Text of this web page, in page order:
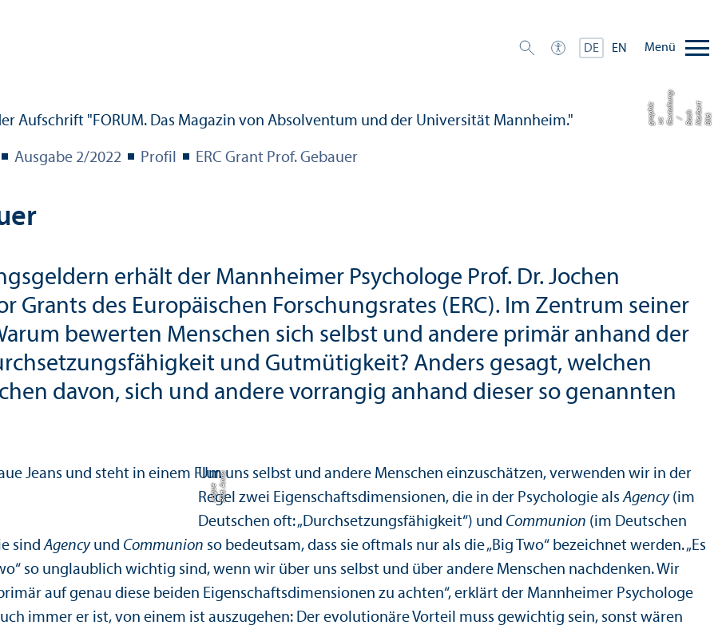
DE EN Menü
Bil d:
N
o r
b e
r tB
a c
h
/ G
e s
t
al
tu
n
g: u
c g
r
a
p
hi
c
Ausgabe 2/2022 Profil ERC Grant Prof. Gebauer
erhält der Mannheimer Psychologe Prof. Dr. Jochen
Grants des Europäischen Forschungs­rates (ERC). Im Zentrum seiner
bewerten Menschen sich selbst und andere primär anhand der
und Gutmütigkeit? Anders gesagt, welchen
davon, sich und andere vorrangig anhand dieser so genannten
Bil
d:
An
n
a
L
o
g
u
e
Um uns selbst und andere Menschen einzuschätzen, verwenden wir in der
Regel zwei Eigenschafts­dimensionen, die in der Psychologie als Agency(im
Deutschen oft: „Durchsetzungs­fähigkeit“) und Communion (im Deutschen
sindAgency und Communion so bedeutsam, dass sie oftmals nur als die „Big Two“ bezeichnet werden. „Es
so unglaublich wichtig sind, wenn wir über uns selbst und über andere Menschen nachdenken. Wir
auf genau diese beiden Eigenschafts­dimensionen zu achten“, erklärt der Mannheimer Psychologe
immer er ist, von einem ist auszugehen: Der evolutionäre Vorteil muss gewichtig sein, sonst wären